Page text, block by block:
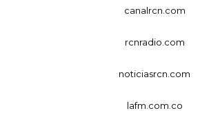
canalrcn.com
rcnradio.com
noticiasrcn.com
lafm.com.co